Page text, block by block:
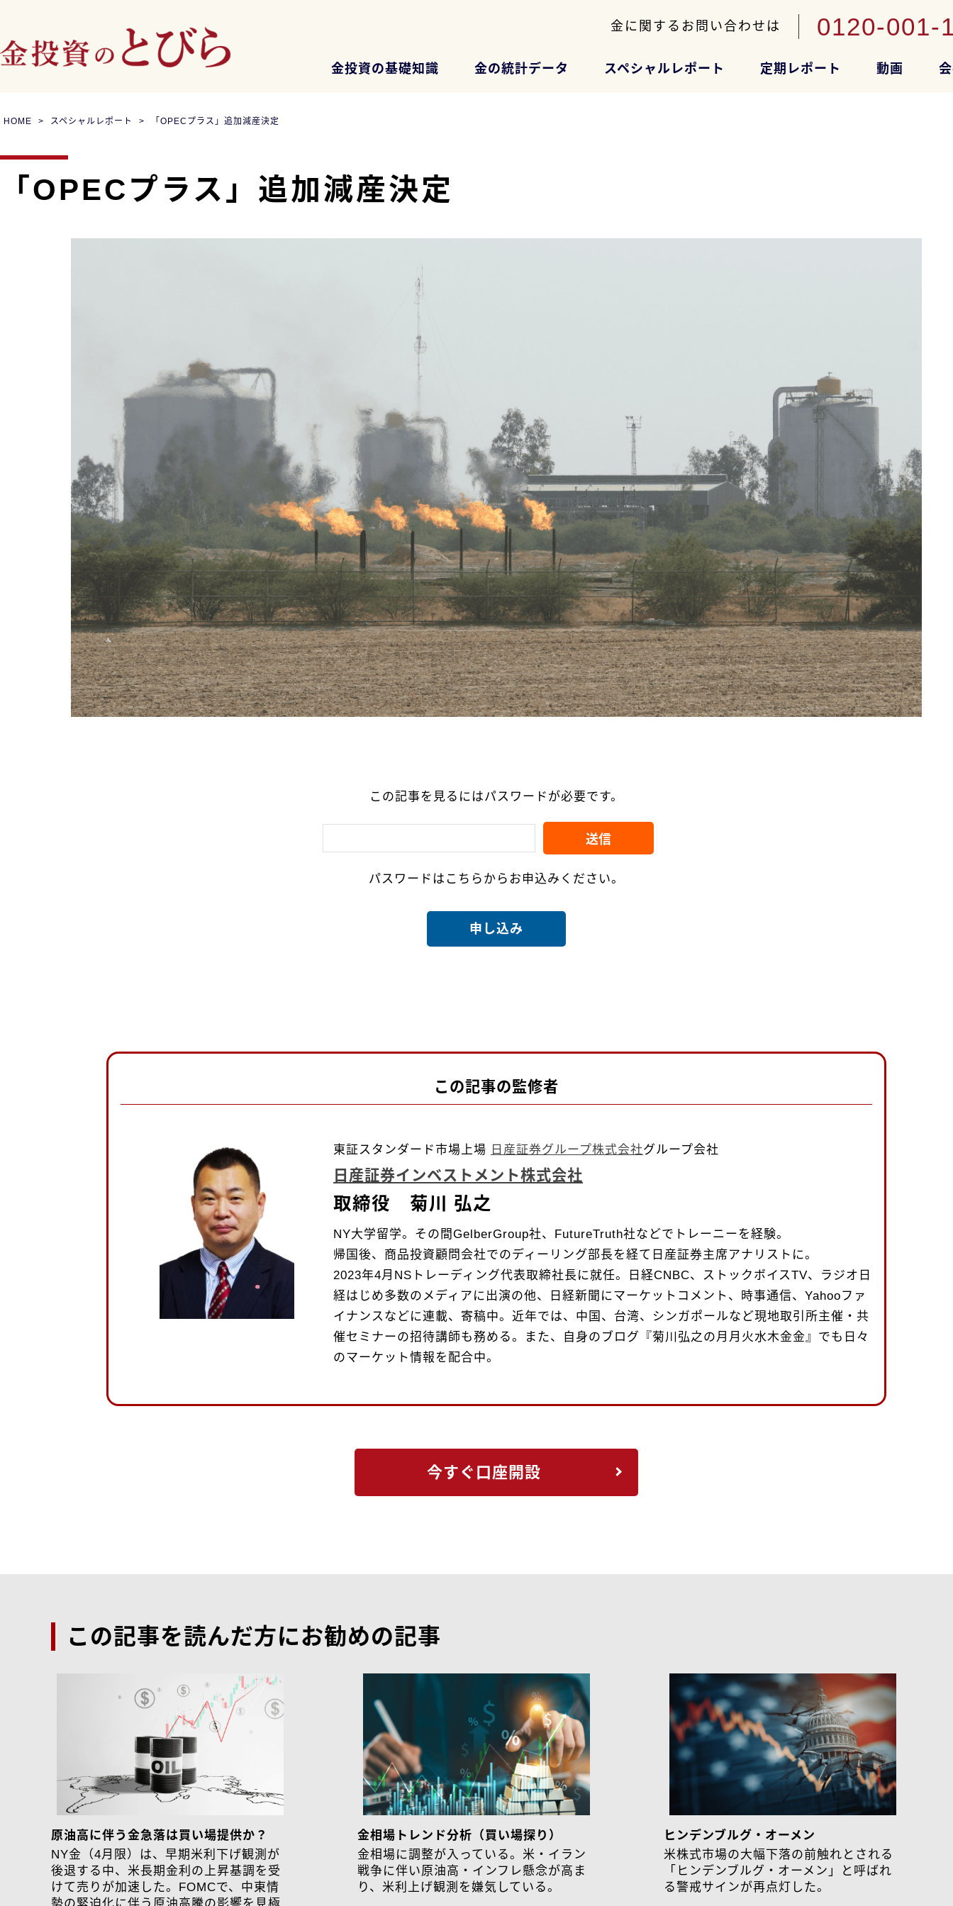
金に関するお問い合わせは 0120-001-
金投資の基礎知識 金の統計データ スペシャルレポート 定期レポート 動画
HOME スペシャルレポート 「OPECプラス」追加減産決定
「OPECプラス」追加減産決定
この記事を見るにはパスワードが必要です。
パスワードはこちらからお申込みください。
申し込み
この記事の監修者
東証スタンダード市場上場 日産証券グループ株式会社グループ会社
日産証券インベストメント株式会社
取締役 菊川 弘之
NY大学留学。その間GelberGroup社、FutureTruth社などでトレーニーを経験。
帰国後、商品投資顧問会社でのディーリング部長を経て日産証券主席アナリストに。
2023年4月NSトレーディング代表取締社長に就任。日経CNBC、ストックボイスTV、ラジオ日
経はじめ多数のメディアに出演の他、日経新聞にマーケットコメント、時事通信、Yahooファ
イナンスなどに連載、寄稿中。近年では、中国、台湾、シンガポールなど現地取引所主催・共
催セミナーの招待講師も務める。また、自身のブログ『菊川弘之の月月火水木金金』でも日々
のマーケット情報を配合中。
今すぐ口座開設
この記事を読んだ方にお勧めの記事
原油高に伴う金急落は買い場提供か？
NY金（4月限）は、早期米利下げ観測が
後退する中、米長期金利の上昇基調を受
けて売りが加速した。FOMCで、中東情
金相場トレンド分析（買い場探り）
金相場に調整が入っている。米・イラン
戦争に伴い原油高・インフレ懸念が高ま
り、米利上げ観測を嫌気している。
ヒンデンブルグ・オーメン
米株式市場の大幅下落の前触れとされる
「ヒンデンブルグ・オーメン」と呼ばれ
る警戒サインが再点灯した。